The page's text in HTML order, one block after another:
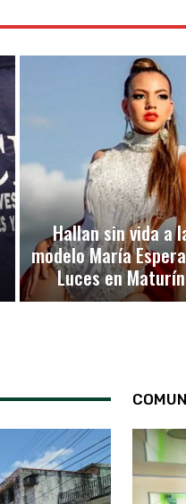
Hallan sin vida a
modelo María
Luces en Maturín